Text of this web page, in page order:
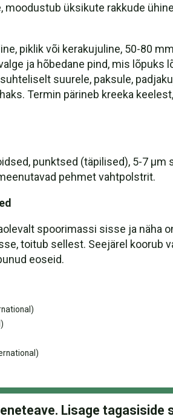
üksikute rakkude
piklik või kerakujuline, 50-80
ja hõbedane pind, mis
suurele, paksule,
Termin pärineb kreeka
punktsed (täpilised), 5-7
pehmet vahtpolstrit.
spoorimassi sisse ja näha
toitub sellest. Seejärel koorub
eoseid.